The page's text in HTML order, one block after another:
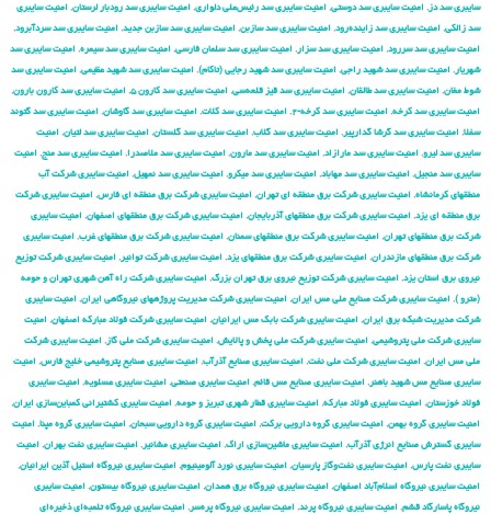
سایبری سد دز , امنیت سایبری سد دوستی, امنیت سایبری سد رئیس‌علی دلواری, امنیت سایبری سد رودبار لرستان, امنیت سایبری
سد زالکی, امنیت سایبری سد زاینده‌رود, امنیت سایبری سد سازبن, امنیت سایبری سد سازبن جدید, امنیت سایبری سد سردآبرود,
امنیت سایبری سد سررود, امنیت سایبری سد سزار , امنیت سایبری سد سلمان فارسی, امنیت سایبری سد سیمره, امنیت سایبری سد
شهریار , امنیت سایبری سد شهید راجی, امنیت سایبری سد شهید رجایی (تاکام), امنیت سایبری سد شهید عظیمی, امنیت سایبری سد
شوط مغان, امنیت سایبری سد طالقان, امنیت سایبری سد قیز قلعه‌سی, امنیت سایبری سد کارون ۵ , امنیت سایبری سد کارون بارون,
امنیت سایبری سد کرخه, امنیت سایبری سد کرخه-۲ , امنیت سایبری سد کلات, امنیت سایبری سد گاوشان, امنیت سایبری سد گتوند
سفلا, امنیت سایبری سد گرشا گدارپیر , امنیت سایبری سد گلاب, امنیت سایبری سد گلستان, امنیت سایبری سد لتیان, امنیت
سایبری سد لیرو, امنیت سایبری سد مارازاد, امنیت سایبری سد مارون, امنیت سایبری سد ملاصدرا, امنیت سایبری سد منج, امنیت
سایبری سد منجیل, امنیت سایبری سد مهاباد, امنیت سایبری سد میکرو, امنیت سایبری سد نمهیل, امنیت سایبری شركت آب
منطقهای كرمانشاه, امنیت سایبری شركت برق منطقه ای تهران, امنیت سایبری شركت برق منطقه ای فارس, امنیت سایبری شركت
برق منطقه ای یزد, امنیت سایبری شركت برق منطقهای آذربایجان, امنیت سایبری شركت برق منطقهای اصفهان, امنیت سایبری
شركت برق منطقهای تهران, امنیت سایبری شركت برق منطقهای سمنان, امنیت سایبری شركت برق منطقهای غرب, امنیت سایبری
شركت برق منطقهای مازندران, امنیت سایبری شركت برق منطقهای یزد, امنیت سایبری شركت توانیر , امنیت سایبری شركت توزیع
نیروی برق استان یزد, امنیت سایبری شركت توزیع نیروی برق تهران بزرگ, امنیت سایبری شركت راه آهن شهری تهران و حومه
(مترو ), امنیت سایبری شركت صنایع ملی مس ایران, امنیت سایبری شركت مدیریت پروژههای نیروگاهی ایران, امنیت سایبری
شركت مدیریت شبكه برق ایران, امنیت سایبری شرکت بابک مس ایرانیان, امنیت سایبری شرکت فولاد مبارکه اصفهان, امنیت
سایبری شرکت ملی پتروشیمی, امنیت سایبری شرکت ملی پخش و پالایش, امنیت سایبری شرکت ملی گاز , امنیت سایبری شرکت
ملی مس ایران, امنیت سایبری شرکت ملی نفت, امنیت سایبری صنایع آذرآب, امنیت سایبری صنایع پتروشیمی خلیج فارس, امنیت
سایبری صنایع مس شهید باهنر , امنیت سایبری صنایع مس قائم, امنیت سایبری صنعتی, امنیت سایبری عسلویه, امنیت سایبری
فولاد خوزستان, امنیت سایبری فولاد مبارکه, امنیت سایبری قطار شهری تبریز و حومه, امنیت سایبری کشتیرانی کمباین‌سازی ایران,
امنیت سایبری گروه بهمن, امنیت سایبری گروه دارویی برکت, امنیت سایبری گروه دارویی سبحان, امنیت سایبری گروه مپنا, امنیت
سایبری گسترش صنایع انرژی آذرآب, امنیت سایبری ماشین‌سازی اراک, امنیت سایبری مشانیر , امنیت سایبری نفت بهران, امنیت
سایبری نفت پارس, امنیت سایبری نفت‌وگاز پارسیان, امنیت سایبری نورد آلومینیوم, امنیت سایبری نیروگاه استیل آذین ایرانیان,
امنیت سایبری نیروگاه اسلام‌آباد اصفهان, امنیت سایبری نیروگاه برق همدان, امنیت سایبری نیروگاه بیستون, امنیت سایبری
نیروگاه پاسارگاد قشم, امنیت سایبری نیروگاه پرند, امنیت سایبری نیروگاه پره‌سر , امنیت سایبری نیروگاه تلمبه‌ای ذخیره‌ای